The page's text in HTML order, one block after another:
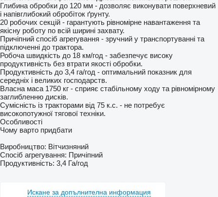
Глибина обробки до 120 мм - дозволяє виконувати поверхневий
і напівглибокий обробіток ґрунту.
20 робочих секцій - гарантують рівномірне навантаження та
якісну роботу по всій ширині захвату.
Причіпний спосіб агрегування - зручний у транспортуванні та
підключенні до трактора.
Робоча швидкість до 18 км/год - забезпечує високу
продуктивність без втрати якості обробки.
Продуктивність до 3,4 га/год - оптимальний показник для
середніх і великих господарств.
Власна маса 1750 кг - сприяє стабільному ходу та рівномірному
заглибленню дисків.
Сумісність із тракторами від 75 к.с. - не потребує
високопотужної тягової техніки.
Особливості
Чому варто придбати
Виробництво: Вітчизняний
Спосіб агрегування: Причіпний
Продуктивність: 3,4 Га/год
Искане за допълнителна информация